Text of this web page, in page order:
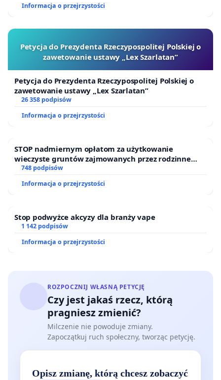
Informacja o przejrzystości
Petycja do Prezydenta Rzeczypospolitej Polskiej o
zawetowanie ustawy „Lex Szarlatan”
Petycja do Prezydenta Rzeczypospolitej Polskiej o
zawetowanie ustawy „Lex Szarlatan”
26 358 podpisów
Informacja o przejrzystości
STOP nadmiernym opłatom za użytkowanie
wieczyste gruntów zajmowanych przez rodzinne
ogrody działkowe.
748 podpisów
Informacja o przejrzystości
Stop podwyżce akcyzy dla branży vape
1 142 podpisów
Informacja o przejrzystości
ROZPOCZNIJ WŁASNĄ PETYCJĘ
Czy jest jakaś rzecz, którą
pragniesz zmienić?
Milczenie nie powoduje zmiany.
Zapoczątkuj ruch społeczny, tworząc petycję.
Opisz zmianę, którą chcesz zobaczyć